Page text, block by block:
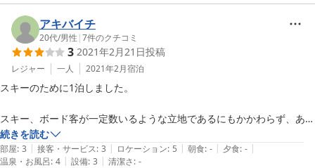
し。
チェックイン、チェックアウトは機械操作で、初めて操作するので不安
はありました。
アキバイチ
20代/男性 |7件のクチコミ
3 2021年2月21日投稿
レジャー 一人 2021年2月宿泊
スキーのために1泊しました。
スキー、ボード客が一定数いるような立地であるにもかかわらず、あま
りそういった利用が想定されていないような客室レイアウトでした(狭
くて、スキーを干しておくことすらできない)。
続きを読む
部屋: 3 | 接客・サービス: 3 | ロケーション: 5 | 朝食: - | 夕食: - |
温泉・お風呂: 4 | 設備: 3 | 清潔さ: -